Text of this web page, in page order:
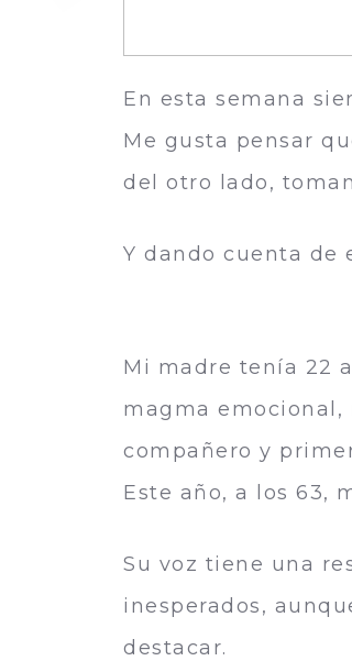
En esta semana
Me gusta pensar
del otro lado,
Y dando cuenta de
ella
Mi madre tenía 22
magma emocional,
compañero y
Este año, a los 63,
Su voz tiene una
inesperados,
destacar.